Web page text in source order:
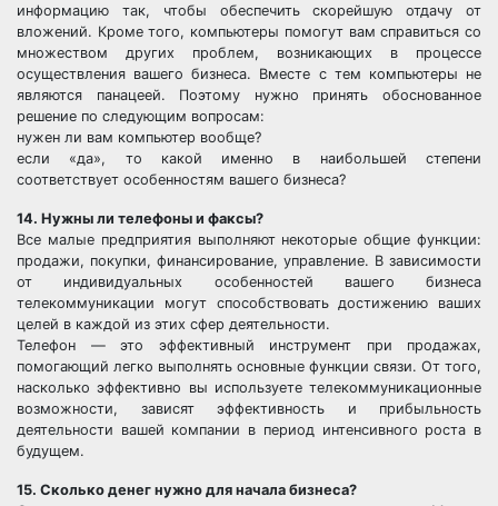
информацию так, чтобы обеспечить скорейшую отдачу от
вложений. Кроме того, компьютеры помогут вам справиться со
множеством других проблем, возникающих в процессе
осуществления вашего бизнеса. Вместе с тем компьютеры не
являются панацеей. Поэтому нужно принять обоснованное
решение по следующим вопросам:
нужен ли вам компьютер вообще?
если «да», то какой именно в наибольшей степени
соответствует особенностям вашего бизнеса?
14. Нужны ли телефоны и факсы?
Все малые предприятия выполняют некоторые общие функции:
продажи, покупки, финансирование, управление. В зависимости
от индивидуальных особенностей вашего бизнеса
телекоммуникации могут способствовать достижению ваших
целей в каждой из этих сфер деятельности.
Телефон — это эффективный инструмент при продажах,
помогающий легко выполнять основные функции связи. От того,
насколько эффективно вы используете телекоммуникационные
возможности, зависят эффективность и прибыльность
деятельности вашей компании в период интенсивного роста в
будущем.
15. Сколько денег нужно для начала бизнеса?